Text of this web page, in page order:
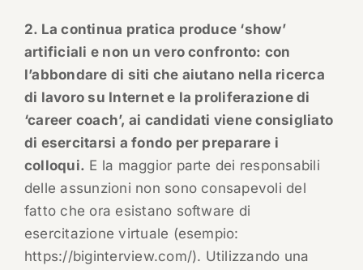
2. La continua pratica produce ‘show’
artificiali e non un vero confronto: con
l’abbondare di siti che aiutano nella ricerca
di lavoro su Internet e la proliferazione di
‘career coach’, ai candidati viene consigliato
di esercitarsi a fondo per preparare i
colloqui. E la maggior parte dei responsabili
delle assunzioni non sono consapevoli del
fatto che ora esistano software di
esercitazione virtuale (esempio:
https://biginterview.com/). Utilizzando una